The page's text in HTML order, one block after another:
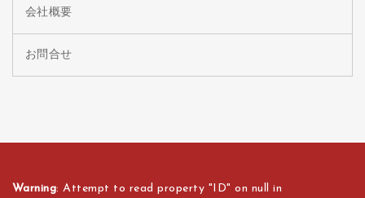
会社概要
お問合せ
Warning: Attempt to read property "ID" on null in